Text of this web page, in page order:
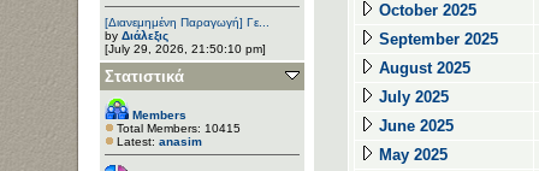
[Διανεμημένη Παραγωγή] Γε...
by Διάλεξις
[July 29, 2026, 21:50:10 pm]
Στατιστικά
Members
Total Members: 10415
Latest: anasim
October 2025
September 2025
August 2025
July 2025
June 2025
May 2025